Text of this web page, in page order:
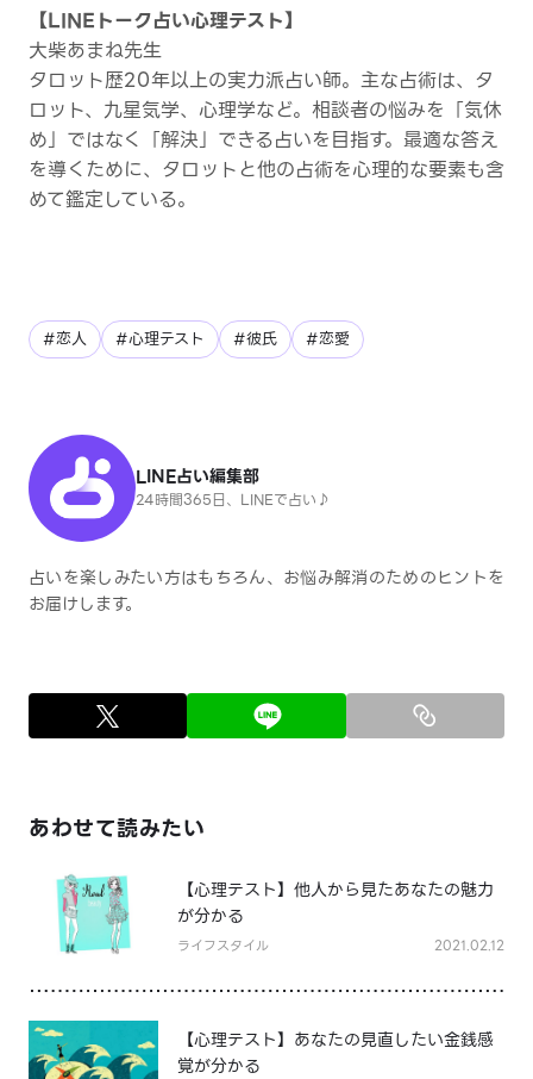
【LINEトーク占い心理テスト】
大柴あまね先生
タロット歴20年以上の実力派占い師。主な占術は、タ
ロット、九星気学、心理学など。相談者の悩みを「気休
め」ではなく「解決」できる占いを目指す。最適な答え
を導くために、タロットと他の占術を心理的な要素も含
めて鑑定している。
#恋人 #心理テスト #彼氏 #恋愛
LINE占い編集部
24時間365日、LINEで占い♪
占いを楽しみたい方はもちろん、お悩み解消のためのヒントを
お届けします。
あわせて読みたい
【心理テスト】他人から見たあなたの魅力
が分かる
ライフスタイル 2021.02.12
【心理テスト】あなたの見直したい金銭感
覚が分かる